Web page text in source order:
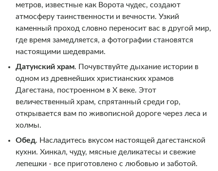
метров, известные как Ворота чудес, создают
атмосферу таинственности и вечности. Узкий
каменный проход словно переносит вас в другой мир,
где время замедляется, а фотографии становятся
настоящими шедеврами.
Датунский храм. Почувствуйте дыхание истории в
одном из древнейших христианских храмов
Дагестана, построенном в X веке. Этот
величественный храм, спрятанный среди гор,
открывается вам по живописной дороге через леса и
холмы.
Обед. Насладитесь вкусом настоящей дагестанской
кухни. Хинкал, чуду, мясные деликатесы и свежие
лепешки - все приготовлено с любовью и заботой.